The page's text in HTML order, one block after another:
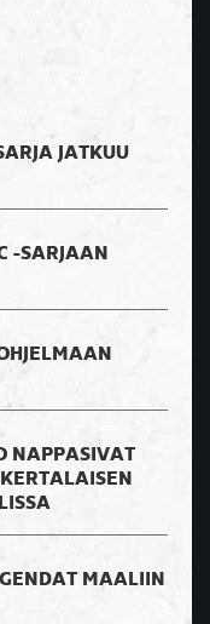
JATKUU
-SARJAAN
NAPPASIVAT
MAALIIN